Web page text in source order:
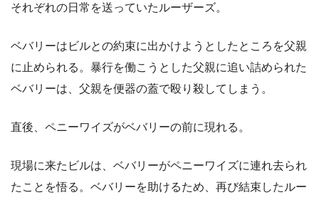
それぞれの日常を送っていたルーザーズ。
ベバリーはビルとの約束に出かけようとしたところを父親
に止められる。暴行を働こうとした父親に追い詰められた
ベバリーは、父親を便器の蓋で殴り殺してしまう。
直後、ペニーワイズがベバリーの前に現れる。
現場に来たビルは、ベバリーがペニーワイズに連れ去られ
たことを悟る。ベバリーを助けるため、再び結束したルー